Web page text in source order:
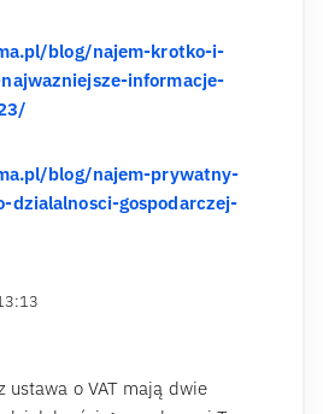
blog/najem-krotko-i-
informacje-
blog/najem-prywatny-
dzialalnosci-gospodarczej-
ustawa o VAT mają dwie